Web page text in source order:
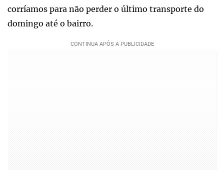
corríamos para não perder o último transporte do
domingo até o bairro.